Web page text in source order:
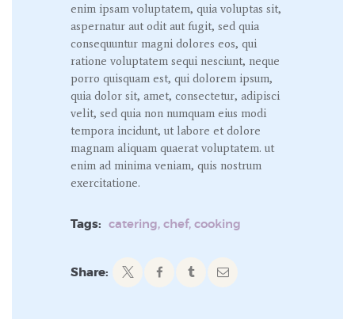
enim ipsam voluptatem, quia voluptas sit,
aspernatur aut odit aut fugit, sed quia
consequuntur magni dolores eos, qui
ratione voluptatem sequi nesciunt, neque
porro quisquam est, qui dolorem ipsum,
quia dolor sit, amet, consectetur, adipisci
velit, sed quia non numquam eius modi
tempora incidunt, ut labore et dolore
magnam aliquam quaerat voluptatem. ut
enim ad minima veniam, quis nostrum
exercitatione.
Tags: catering,chef,cooking
Share: